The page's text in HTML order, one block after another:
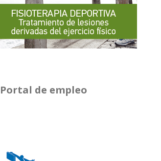
Portal de empleo